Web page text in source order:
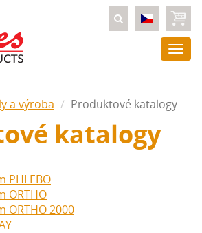
a výroba Produktové katalogy
katalogy
PHLEBO
ORTHO
ORTHO 2000